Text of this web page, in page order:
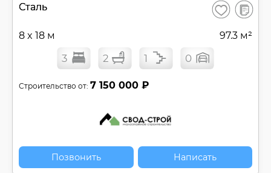
Сталь Сохранить
В
8 x 18 м 97.3 м²
3 2 1 0
Строительство от: 7 150 000 ₽
Позвонить Написать